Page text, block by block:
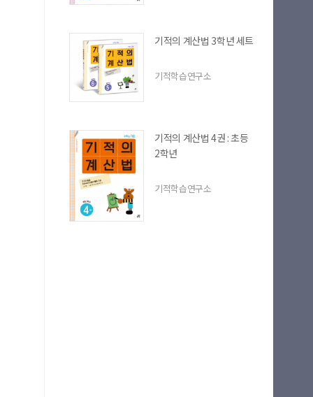
기적의 계산법 3학년 세트
기적학습연구소
기적의 계산법 4권 : 초등
2학년
기적학습연구소